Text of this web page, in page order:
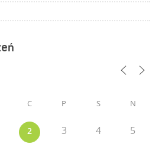
C P S N
2 3 4 5